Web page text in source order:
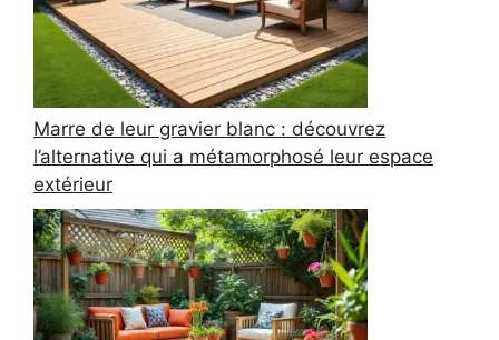
Marre de leur gravier blanc : découvrez
l’alternative qui a métamorphosé leur espace
extérieur